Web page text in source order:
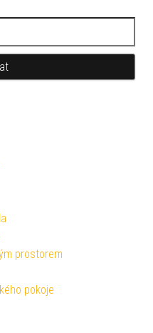
prostorem
pokoje